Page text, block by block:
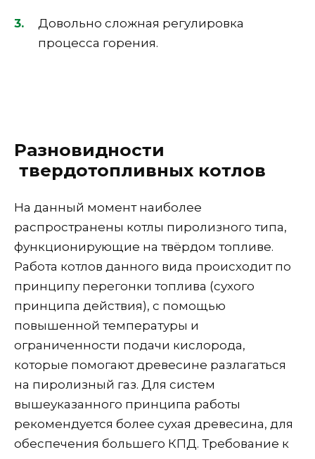
Довольно сложная регулировка
процесса горения.
Разновидности
твердотопливных котлов
На данный момент наиболее
распространены котлы пиролизного типа,
функционирующие на твёрдом топливе.
Работа котлов данного вида происходит по
принципу перегонки топлива (сухого
принципа действия), с помощью
повышенной температуры и
ограниченности подачи кислорода,
которые помогают древесине разлагаться
на пиролизный газ. Для систем
вышеуказанного принципа работы
рекомендуется более сухая древесина, для
обеспечения большего КПД. Требование к